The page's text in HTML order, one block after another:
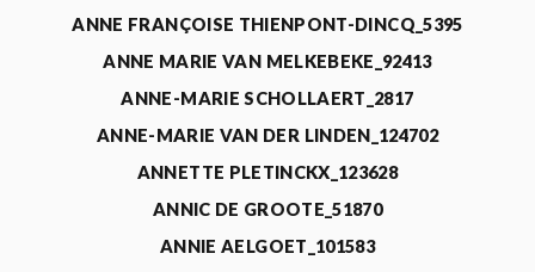
ANNE FRANÇOISE THIENPONT-DINCQ_5395
ANNE MARIE VAN MELKEBEKE_92413
ANNE-MARIE SCHOLLAERT_2817
ANNE-MARIE VAN DER LINDEN_124702
ANNETTE PLETINCKX_123628
ANNIC DE GROOTE_51870
ANNIE AELGOET_101583